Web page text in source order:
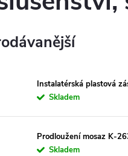
Instalatérská plastová
Skladem
Prodloužení mosaz K-
Skladem